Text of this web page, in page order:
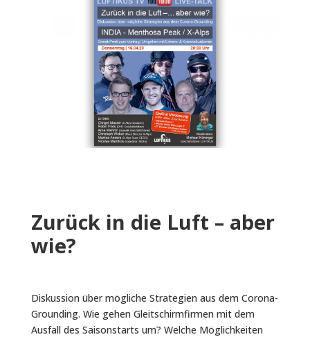
Zurück in die Luft – aber
wie?
Diskussion über mögliche Strategien aus dem Corona-
Grounding. Wie gehen Gleitschirmfirmen mit dem
Ausfall des Saisonstarts um? Welche Möglichkeiten